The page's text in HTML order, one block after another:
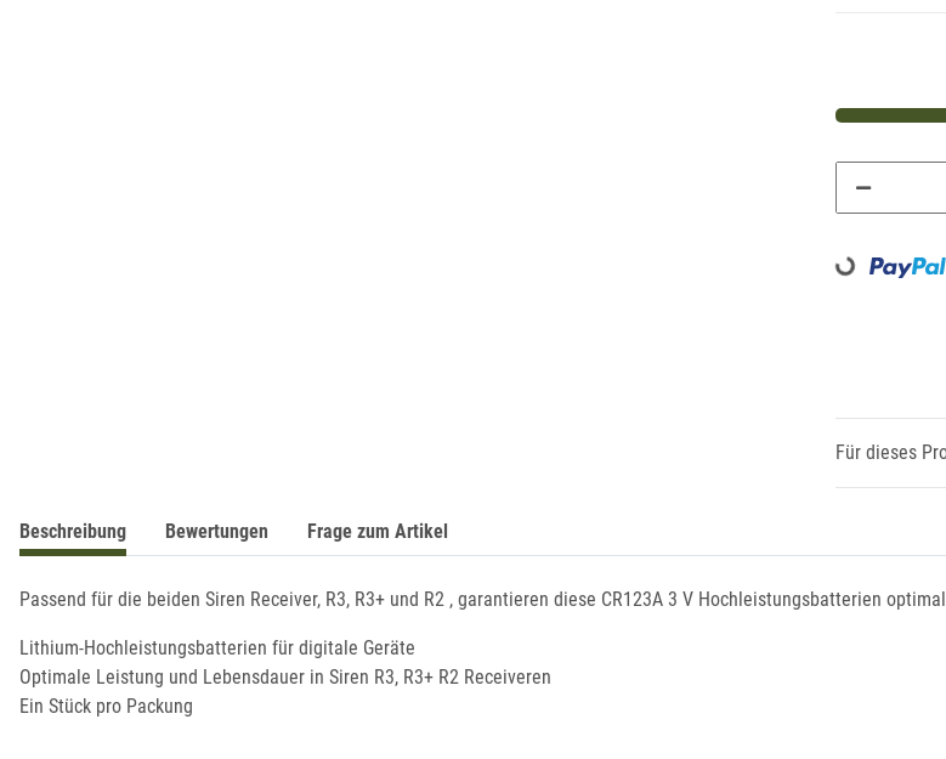
Loading...
Für dieses
Beschreibung Bewertungen Frage zum Artikel
Passend für die beiden Siren Receiver, R3, R3+ und R2 , garantieren diese CR123A 3 V Hochleistungsbatterien
Lithium-Hochleistungsbatterien für digitale Geräte
Optimale Leistung und Lebensdauer in Siren R3, R3+ R2 Receiveren
Ein Stück pro Packung